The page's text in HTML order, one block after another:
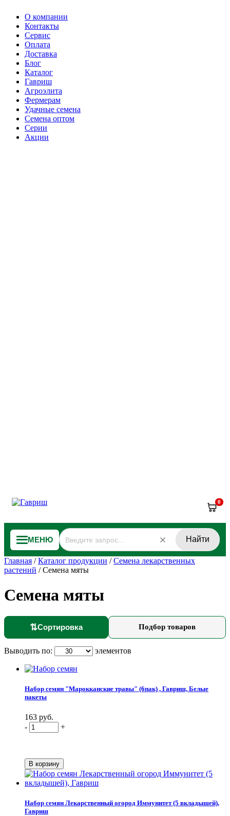
О компании
Контакты
Сервис
Оплата
Доставка
Блог
Каталог
Гавриш
Агроэлита
Фермерам
Удачные семена
Семена оптом
Серии
Акции
0
МЕНЮ Найти
Главная /Каталог продукции /Семена лекарственных
растений /Семена мяты
Семена мяты
⇅Сортировка Подбор товаров
Выводить по: элементов
Набор семян "Марокканские травы" (6пак) , Гавриш, Белые
пакеты
163 руб.
-
+
Набор семян Лекарственный огород Иммунитет (5 вкладышей),
Гавриш